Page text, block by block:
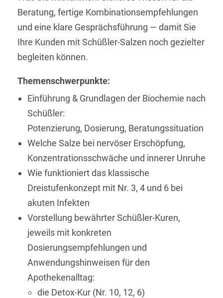
Beratung, fertige Kombinationsempfehlungen
und eine klare Gesprächsführung — damit Sie
Ihre Kunden mit Schüßler-Salzen noch gezielter
begleiten können.
Themen­schwerpunkte:
Einführung & Grundlagen der Biochemie nach
Schüßler:
Potenzierung, Dosierung, Beratungssituation
Welche Salze bei nervöser Erschöpfung,
Konzentrationsschwäche und innerer Unruhe
Wie funktioniert das klassische
Dreistufenkonzept mit Nr. 3, 4 und 6 bei
akuten Infekten
Vorstellung bewährter Schüßler-Kuren,
jeweils mit konkreten
Dosierungsempfehlungen und
Anwendungshinweisen für den
Apothekenalltag:
die Detox-Kur (Nr. 10, 12, 6)